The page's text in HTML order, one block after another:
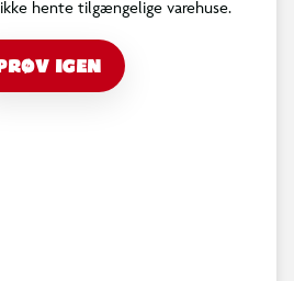
hente tilgængelige varehuse.
IGEN